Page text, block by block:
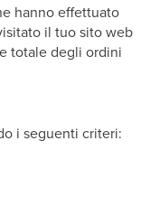
hanno effettuato
il tuo sito web
totale degli ordini
i seguenti criteri: